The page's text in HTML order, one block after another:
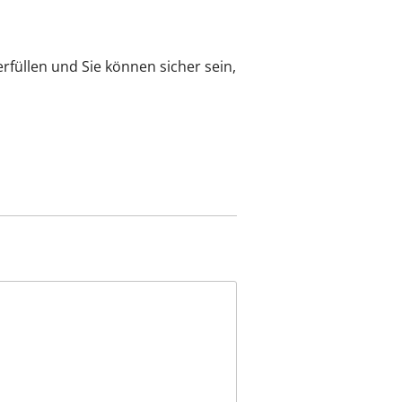
und Sie können sicher sein,